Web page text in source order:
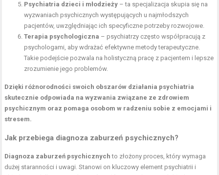
Psychiatria dzieci i młodzieży – ta specjalizacja skupia się na
wyzwaniach psychicznych występujących u najmłodszych
pacjentów, uwzględniając ich specyficzne potrzeby rozwojowe.
Terapia psychologiczna – psychiatrzy często współpracują z
psychologami, aby wdrażać efektywne metody terapeutyczne.
Takie podejście pozwala na holistyczną pracę z pacjentem i lepsze
zrozumienie jego problemów.
Dzięki różnorodności swoich obszarów działania psychiatria
skutecznie odpowiada na wyzwania związane ze zdrowiem
psychicznym oraz pomaga osobom w radzeniu sobie z emocjami i
stresem.
Jak przebiega diagnoza zaburzeń psychicznych?
Diagnoza zaburzeń psychicznych to złożony proces, który wymaga
dużej staranności i uwagi. Stanowi on kluczowy element psychiatrii i